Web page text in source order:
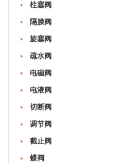
柱塞阀
隔膜阀
旋塞阀
疏水阀
电磁阀
电液阀
切断阀
调节阀
截止阀
蝶阀